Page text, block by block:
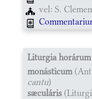
vel: S.
Liturgia horárum
monásticum
cantu)
sæculáris